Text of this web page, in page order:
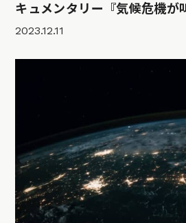
キュメンタリー『気候危機が
2023.12.11